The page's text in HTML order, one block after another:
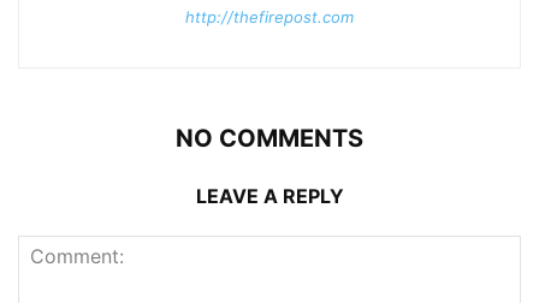
http://thefirepost.com
NO COMMENTS
LEAVE A REPLY